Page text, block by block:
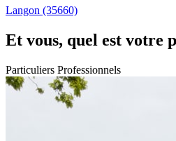
Langon (35660)
Et vous, quel est votre
Particuliers Professionnels